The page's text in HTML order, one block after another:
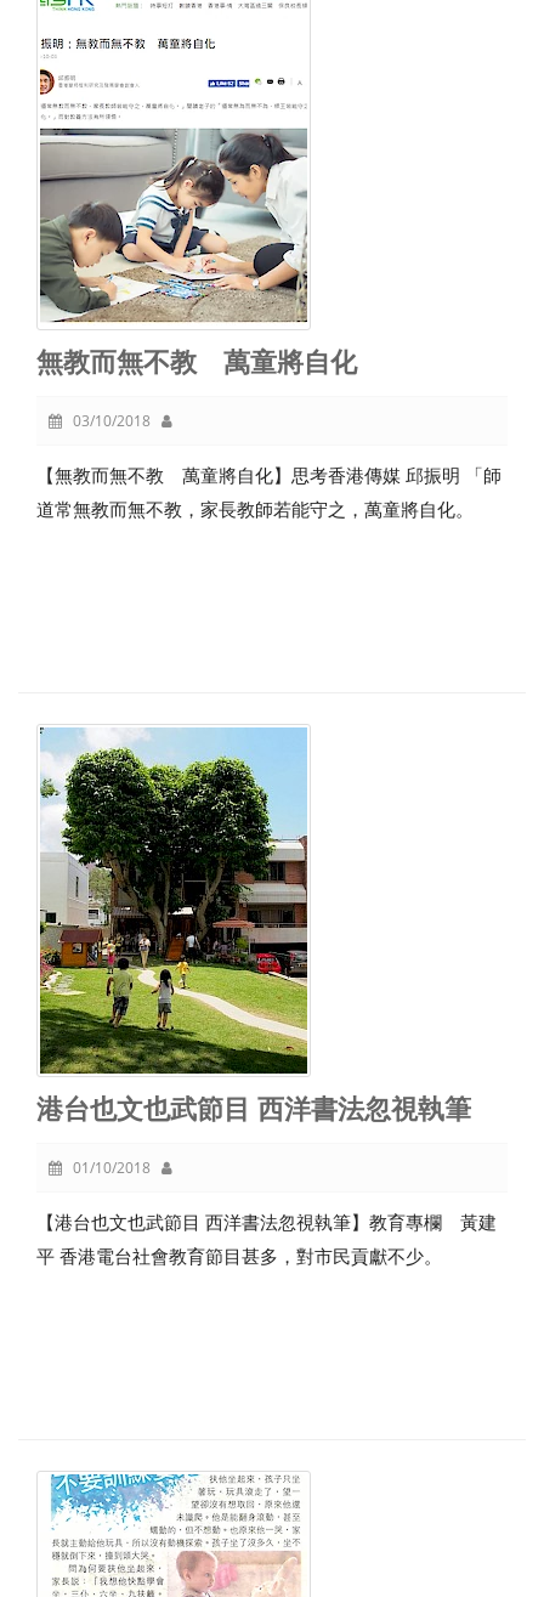
無教而無不教 萬童將自化
03/10/2018
【無教而無不教 萬童將自化】思考香港傳媒 邱振明 「師
道常無教而無不教，家長教師若能守之，萬童將自化。
港台也文也武節目 西洋書法忽視執筆
01/10/2018
【港台也文也武節目 西洋書法忽視執筆】教育專欄 黃建
平 香港電台社會教育節目甚多，對市民貢獻不少。